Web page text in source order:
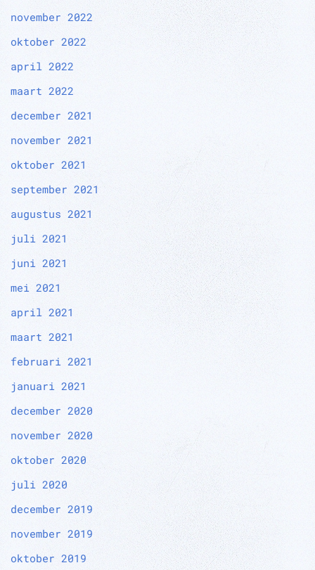
november 2022
oktober 2022
april 2022
maart 2022
december 2021
november 2021
oktober 2021
september 2021
augustus 2021
juli 2021
juni 2021
mei 2021
april 2021
maart 2021
februari 2021
januari 2021
december 2020
november 2020
oktober 2020
juli 2020
december 2019
november 2019
oktober 2019